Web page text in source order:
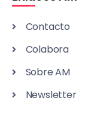
Contacto
Colabora
Sobre AM
Newsletter